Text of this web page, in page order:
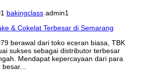
bakingclass admin1
berawal dari toko eceran biasa, TBK
sukses sebagai distributor terbesar
Mendapat kepercayaan dari para